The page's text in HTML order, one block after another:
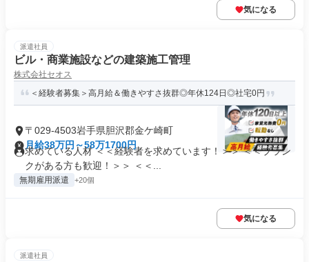
気になる
派遣社員
ビル・商業施設などの建築施工管理
株式会社セオス
＜経験者募集＞高月給＆働きやすさ抜群◎年休124日◎社宅0円
〒029-4503岩手県胆沢郡金ケ崎町
月給38万円～58万1700円
求めている人材 ＜＜経験者を求めています！＞＞ ＜＜ブラン
クがある方も歓迎！＞＞ ＜＜...
無期雇用派遣 +20個
気になる
派遣社員